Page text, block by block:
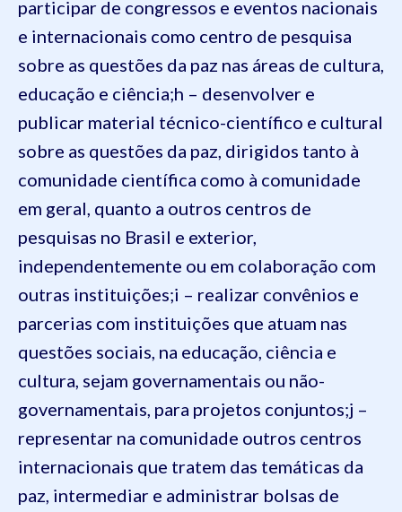
participar de congressos e eventos nacionais
e internacionais como centro de pesquisa
sobre as questões da paz nas áreas de cultura,
educação e ciência;h – desenvolver e
publicar material técnico-científico e cultural
sobre as questões da paz, dirigidos tanto à
comunidade científica como à comunidade
em geral, quanto a outros centros de
pesquisas no Brasil e exterior,
independentemente ou em colaboração com
outras instituições;i – realizar convênios e
parcerias com instituições que atuam nas
questões sociais, na educação, ciência e
cultura, sejam governamentais ou não-
governamentais, para projetos conjuntos;j –
representar na comunidade outros centros
internacionais que tratem das temáticas da
paz, intermediar e administrar bolsas de